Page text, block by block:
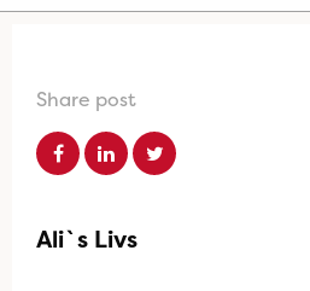
Share post
Ali`s Livs